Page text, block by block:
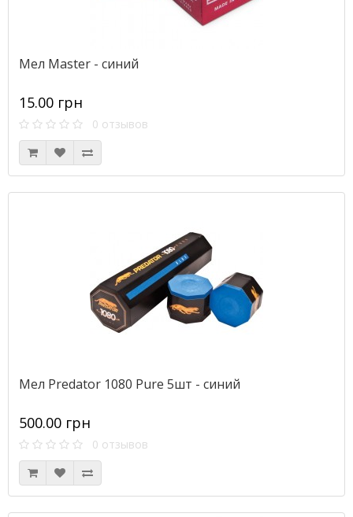
Мел Master - синий
15.00 грн
0 отзывов
Мел Predator 1080 Pure 5шт - синий
500.00 грн
0 отзывов